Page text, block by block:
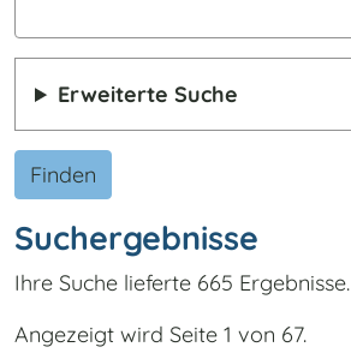
Erweiterte Suche
Finden
Suchergebnisse
Ihre Suche lieferte 665 Ergebnisse.
Angezeigt wird Seite 1 von 67.